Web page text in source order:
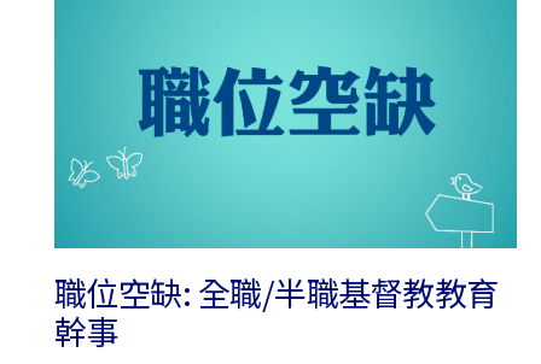
職位空缺: 全職/半職基督教教育
幹事